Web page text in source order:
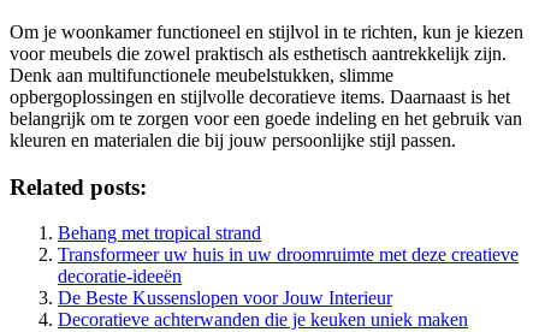
Om je woonkamer functioneel en stijlvol in te richten, kun je kiezen
voor meubels die zowel praktisch als esthetisch aantrekkelijk zijn.
Denk aan multifunctionele meubelstukken, slimme
opbergoplossingen en stijlvolle decoratieve items. Daarnaast is het
belangrijk om te zorgen voor een goede indeling en het gebruik van
kleuren en materialen die bij jouw persoonlijke stijl passen.
Related posts:
Behang met tropical strand
Transformeer uw huis in uw droomruimte met deze creatieve
decoratie-ideeën
De Beste Kussenslopen voor Jouw Interieur
Decoratieve achterwanden die je keuken uniek maken